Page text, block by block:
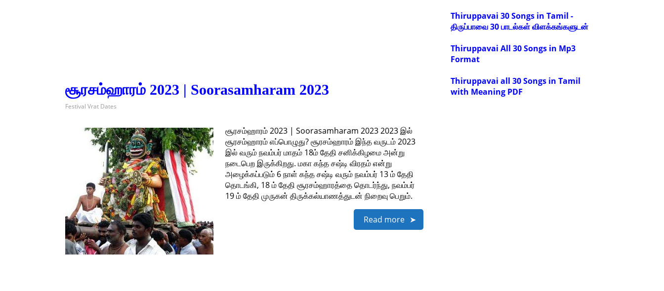
சூரசம்ஹாரம் 2023 | Soorasamharam 2023
Festival Vrat Dates
சூரசம்ஹாரம் 2023 | Soorasamharam 2023 2023 இல்
சூரசம்ஹாரம் எப்பொழுது? சூரசம்ஹாரம் இந்த வருடம் 2023
இல் வரும் நவம்பர் மாதம் 18ம் தேதி சனிக்கிழமை அன்று
நடைபெற இருக்கிறது. மகா கந்த சஷ்டி விரதம் என்று
அழைக்கப்படும் 6 நாள் கந்த சஷ்டி வரும் நவம்பர் 13 ம் தேதி
தொடங்கி, 18 ம் தேதி சூரசம்ஹாரத்தை தொடர்ந்து, நவம்பர்
19 ம் தேதி முருகன் திருக்கல்யாணத்துடன் நிறைவு பெறும்.
Read more
Thiruppavai 30 Songs in Tamil -
திருப்பாவை 30 பாடல்கள் விளக்கங்களுடன்
Thiruppavai All 30 Songs in Mp3
Format
Thiruppavai all 30 Songs in Tamil
with Meaning PDF